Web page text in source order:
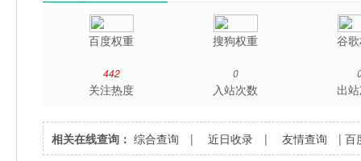
百度权重 搜狗权重 谷
442
关注热度
0
入站次数 出
相关在线查询： 综合查询 |近日收录 |友情查询 |百